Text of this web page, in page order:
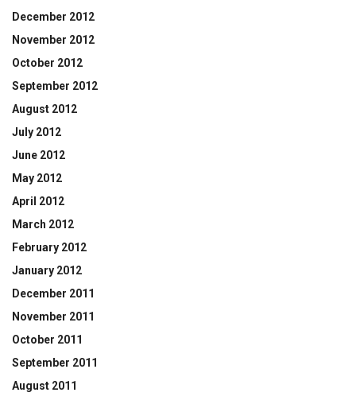
December 2012
November 2012
October 2012
September 2012
August 2012
July 2012
June 2012
May 2012
April 2012
March 2012
February 2012
January 2012
December 2011
November 2011
October 2011
September 2011
August 2011